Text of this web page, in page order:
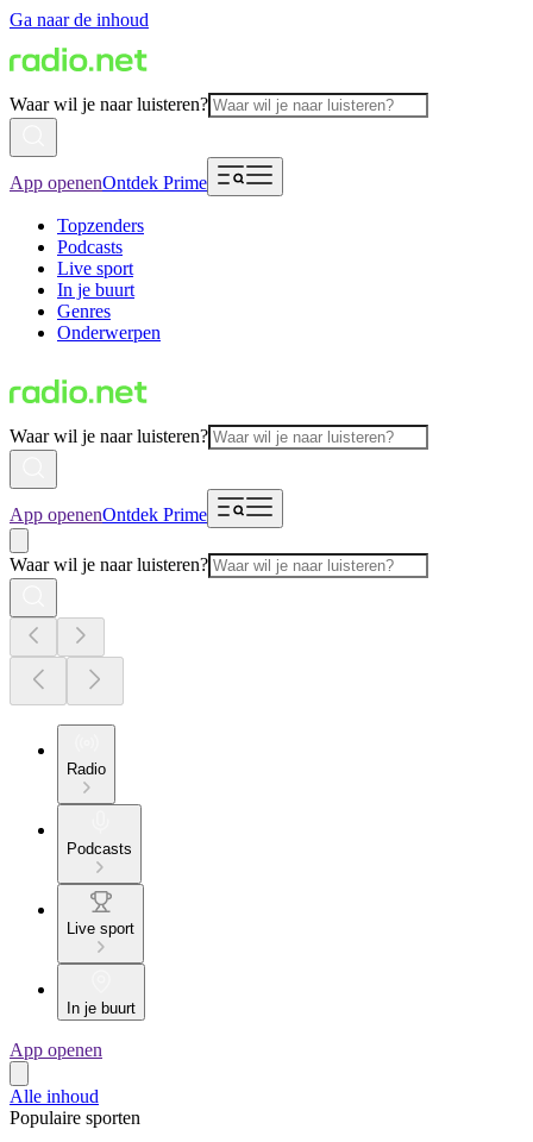
Ga naar de inhoud
Waar wil je naar luisteren?
App openenOntdek Prime
Topzenders
Podcasts
Live sport
In je buurt
Genres
Onderwerpen
Waar wil je naar luisteren?
App openenOntdek Prime
Waar wil je naar luisteren?
Radio
Podcasts
Live sport
In je buurt
App openen
Alle inhoud
Populaire sporten